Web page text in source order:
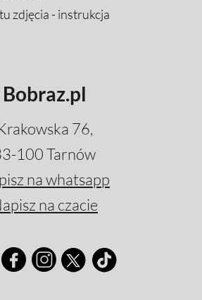
zdjęcia - instrukcja
Bobraz.pl
76,
100 Tarnów
na whatsapp
na czacie